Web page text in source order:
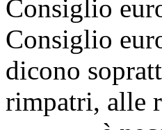
Consiglio
Consiglio
dicono
rimpatri, alle